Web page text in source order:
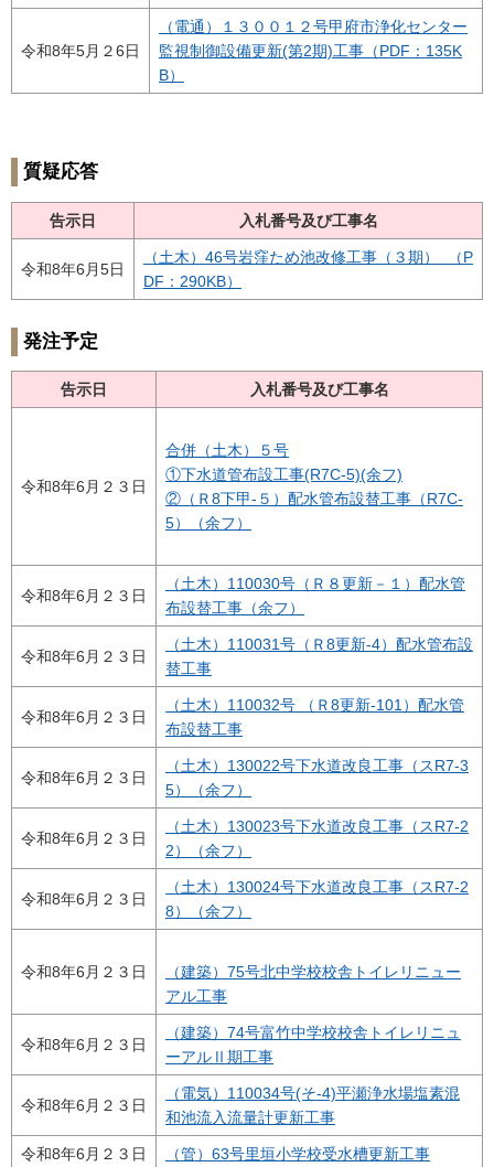
令和8年5月２6日
（電通）１３００１２号甲府市浄化センター
監視制御設備更新(第2期)工事（PDF：135K
B）
質疑応答
告示日 入札番号及び工事名
令和8年6月5日
（土木）46号岩窪ため池改修工事（３期） （P
DF：290KB）
発注予定
告示日 入札番号及び工事名
令和8年6月２３日
合併（土木）５号
①下水道管布設工事(R7C-5)(余フ)
②（Ｒ8下甲-５）配水管布設替工事（R7C-
5）（余フ）
令和8年6月２３日
（土木）110030号（Ｒ８更新－１）配水管
布設替工事（余フ）
令和8年6月２３日
（土木）110031号（Ｒ8更新-4）配水管布設
替工事
令和8年6月２３日
（土木）110032号 （Ｒ8更新-101）配水管
布設替工事
令和8年6月２３日
（土木）130022号下水道改良工事（スR7-3
5）（余フ）
令和8年6月２３日
（土木）130023号下水道改良工事（スR7-2
2）（余フ）
令和8年6月２３日
（土木）130024号下水道改良工事（スR7-2
8）（余フ）
令和8年6月２３日
（建築）75号北中学校校舎トイレリニュー
アル工事
令和8年6月２３日
（建築）74号富竹中学校校舎トイレリニュ
ーアルⅡ期工事
令和8年6月２３日
（電気）110034号(そ-4)平瀬浄水場塩素混
和池流入流量計更新工事
令和8年6月２３日 （管）63号里垣小学校受水槽更新工事